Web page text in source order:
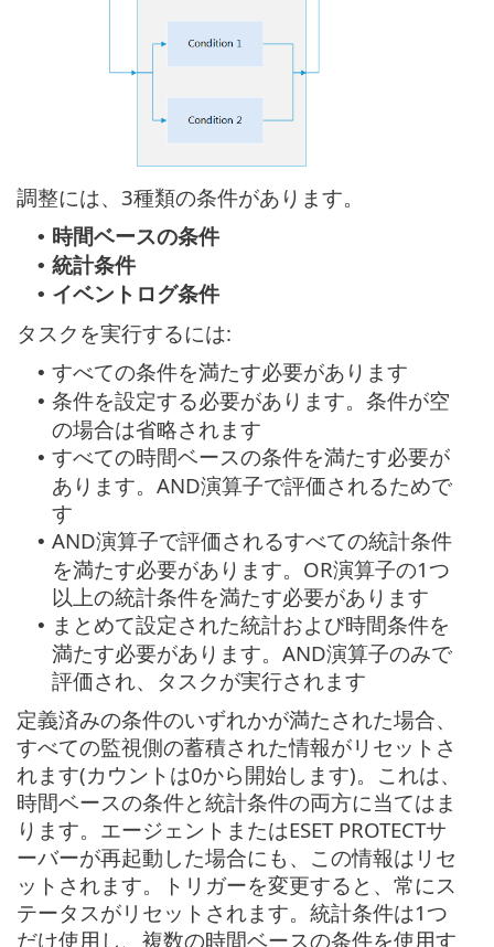
調整には、3種類の条件があります。
• 時間ベースの条件
• 統計条件
• イベントログ条件
タスクを実行するには:
• すべての条件を満たす必要があります‎
• 条件を設定する必要があります。条件が空
の場合は省略されます
• すべての時間ベースの条件を満たす必要が
あります。AND演算子で評価されるためで
す
• AND演算子で評価されるすべての統計条件
を満たす必要があります。OR演算子の1つ
以上の統計条件を満たす必要があります
• まとめて設定された統計および時間条件を
満たす必要があります。AND演算子のみで
評価され、タスクが実行されます
定義済みの条件のいずれかが満たされた場合、
すべての監視側の蓄積された情報がリセットさ
れます(カウントは0から開始します)。これは、
時間ベースの条件と統計条件の両方に当てはま
ります。エージェントまたはESET PROTECTサ
ーバーが再起動した場合にも、この情報はリセ
ットされます。トリガーを変更すると、常にス
テータスがリセットされます。統計条件は1つ
だけ使用し、複数の時間ベースの条件を使用す